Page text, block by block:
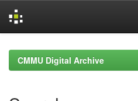
navigationCMMU Digital Archive